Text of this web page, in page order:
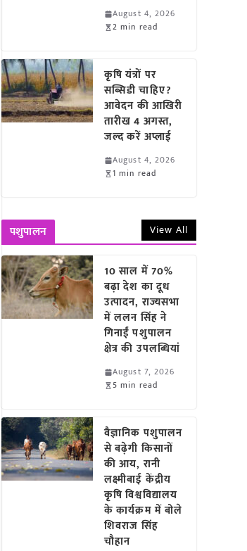
August 4, 2026
2 min read
कृषि यंत्रों पर
सब्सिडी चाहिए?
आवेदन की आखिरी
तारीख 4 अगस्त,
जल्द करें अप्लाई
August 4, 2026
1 min read
पशुपालन View All
10 साल में 70%
बढ़ा देश का दूध
उत्पादन, राज्यसभा
में ललन सिंह ने
गिनाईं पशुपालन
क्षेत्र की उपलब्धियां
August 7, 2026
5 min read
वैज्ञानिक पशुपालन
से बढ़ेगी किसानों
की आय, रानी
लक्ष्मीबाई केंद्रीय
कृषि विश्वविद्यालय
के कार्यक्रम में बोले
शिवराज सिंह
चौहान